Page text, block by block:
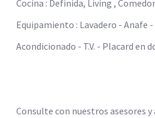
Cocina : Definida, Living , Comedor
Equipamiento : Lavadero - Anafe
Acondicionado - T.V. - Placard
Consulte con nuestros asesores